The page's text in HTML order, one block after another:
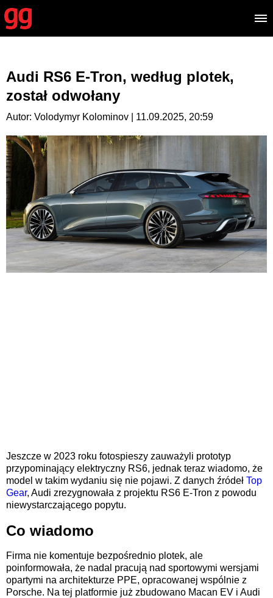
Audi RS6 E-Tron, według plotek,
został odwołany
Autor: Volodymyr Kolominov | 11.09.2025, 20:59
Jeszcze w 2023 roku fotospieszy zauważyli prototyp
przypominający elektryczny RS6, jednak teraz wiadomo, że
model w takim wydaniu się nie pojawi. Z danych źródeł Top
Gear, Audi zrezygnowała z projektu RS6 E-Tron z powodu
niewystarczającego popytu.
Co wiadomo
Firma nie komentuje bezpośrednio plotek, ale
poinformowała, że nadal pracują nad sportowymi wersjami
opartymi na architekturze PPE, opracowanej wspólnie z
Porsche. Na tej platformie już zbudowano Macan EV i Audi